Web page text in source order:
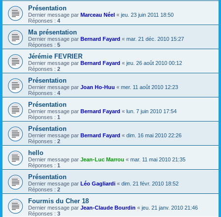
Présentation
Dernier message par Marceau Néel « jeu. 23 juin 2011 18:50
Réponses : 4
Ma présentation
Dernier message par Bernard Fayard « mar. 21 déc. 2010 15:27
Réponses : 5
Jérémie FEVRIER
Dernier message par Bernard Fayard « jeu. 26 août 2010 00:12
Réponses : 2
Présentation
Dernier message par Joan Ho-Huu « mer. 11 août 2010 12:23
Réponses : 4
Présentation
Dernier message par Bernard Fayard « lun. 7 juin 2010 17:54
Réponses : 1
Présentation
Dernier message par Bernard Fayard « dim. 16 mai 2010 22:26
Réponses : 2
hello
Dernier message par Jean-Luc Marrou « mar. 11 mai 2010 21:35
Réponses : 1
Présentation
Dernier message par Léo Gagliardi « dim. 21 févr. 2010 18:52
Réponses : 2
Fourmis du Cher 18
Dernier message par Jean-Claude Bourdin « jeu. 21 janv. 2010 21:46
Réponses : 3